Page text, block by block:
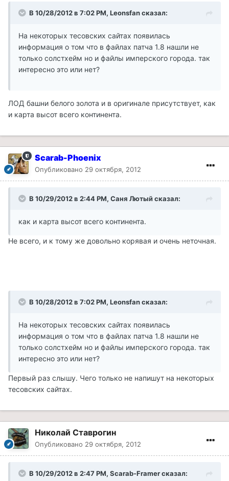
В 10/28/2012 в 7:02 PM, Leonsfan сказал:
На некоторых тесовских сайтах появилась
информация о том что в файлах патча 1.8 нашли не
только солстхейм но и файлы имперского города. так
интересно это или нет?
ЛОД башни белого золота и в оригинале присутствует, как
и карта высот всего континента.
Scarab-Phoenix
Опубликовано 29 октября, 2012
В 10/29/2012 в 2:44 PM, Саня Лютый сказал:
как и карта высот всего континента.
Не всего, и к тому же довольно корявая и очень неточная.
В 10/28/2012 в 7:02 PM, Leonsfan сказал:
На некоторых тесовских сайтах появилась
информация о том что в файлах патча 1.8 нашли не
только солстхейм но и файлы имперского города. так
интересно это или нет?
Первый раз слышу. Чего только не напишут на некоторых
тесовских сайтах.
Николай Ставрогин
Опубликовано 29 октября, 2012
В 10/29/2012 в 2:47 PM, Scarab-Framer сказал: